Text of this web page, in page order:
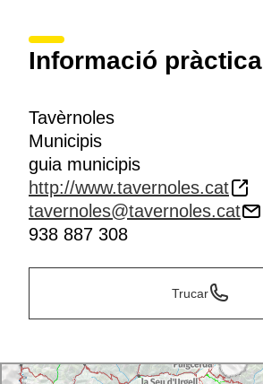
Informació pràctica
Tavèrnoles
Municipis
guia municipis
http://www.tavernoles.cat
tavernoles@tavernoles.cat
938 887 308
Trucar